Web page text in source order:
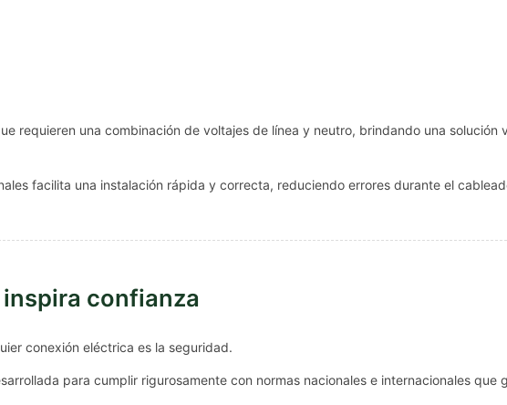
requieren una combinación de voltajes de línea y neutro, brindando una solución
facilita una instalación rápida y correcta, reduciendo errores durante el
confianza
conexión eléctrica es la seguridad.
para cumplir rigurosamente con normas nacionales e internacionales que